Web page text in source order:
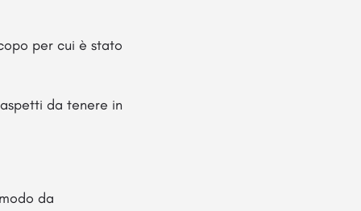
per cui è stato
da tenere in
da